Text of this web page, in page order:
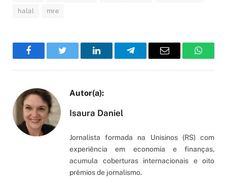
halal mre
FacebookTwitter LinkedInTelegramEmail
Isaura Daniel
Jornalista formada na Unisinos (RS) com
experiência em economia e finanças,
acumula coberturas internacionais e oito
prêmios de jornalismo.